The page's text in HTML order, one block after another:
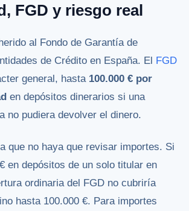
FGD y riesgo real
al Fondo de Garantía de
de Crédito en España. El
FGD
general, hasta 100.000 € por
en depósitos dinerarios si una
no pudiera devolver el dinero.
que no haya que revisar importes. Si
en depósitos de un solo titular en
ordinaria del FGD no cubriría
hasta 100.000 €. Para importes